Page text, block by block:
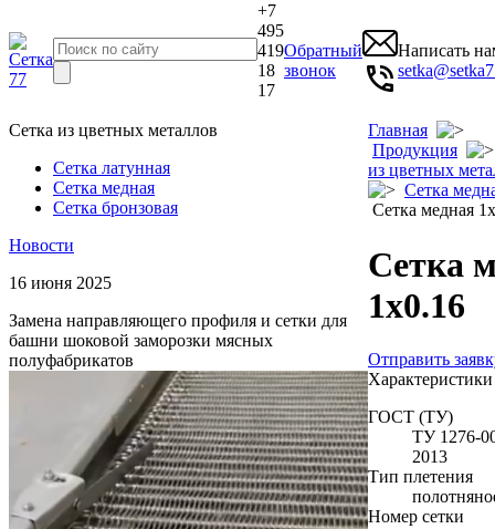
+7
495
419
18
17
Обратный
звонок
Написать
Сетка из цветных металлов
Сетка латунная
Сетка медная
Сетка бронзовая
Новости
16 июня 2025
Замена направляющего профиля и сетки для
башни шоковой заморозки мясных
полуфабрикатов
Главная
Продукция
из цветных
Сетка
Сетка медная
Сетка
1х0.16
Отправить
Характеристики
ГОСТ (ТУ)
ТУ 1276-
2013
Тип плетения
Номер сетки